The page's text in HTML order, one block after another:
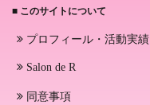
■ このサイトについて
プロフィール・活動実績
Salon de R
同意事項